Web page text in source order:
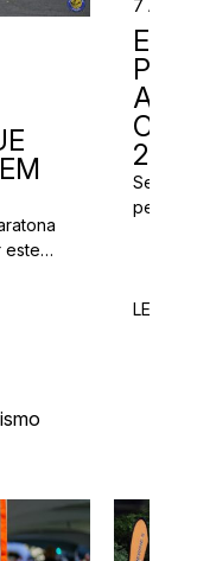
este
7 Abr
Se
perto
LER